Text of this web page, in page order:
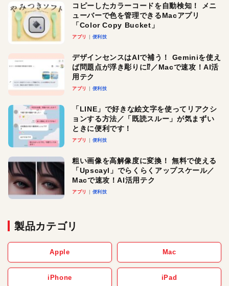
コピーしたカラーコードを自動検知！ メニ
ューバーで色を管理できるMacアプリ
「Color Copy Bucket」
アプリ 便利技
デザインセンスはAIで補う！ Geminiを使え
ば問題点が浮き彫りに⁉︎／Macで速攻！AI活
用テク
アプリ 便利技
「LINE」で好きな絵文字を使ってリアクシ
ョンする方法／「既読スルー」が気まずい
ときに便利です！
アプリ 便利技
粗い画像を高解像度に変換！ 無料で使える
「Upscayl」でらくらくアップスケール／
Macで速攻！AI活用テク
アプリ 便利技
製品カテゴリ
Apple Mac
iPhone iPad